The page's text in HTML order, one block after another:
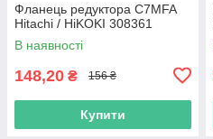
Фланець редуктора C7MFA
Hitachi / HiKOKI 308361
В наявності
148,20 ₴ 156 ₴
Купити